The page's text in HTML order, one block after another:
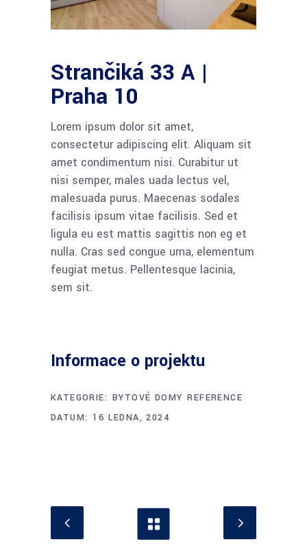
Strančiká 33 A |
Praha 10
Lorem ipsum dolor sit amet,
consectetur adipiscing elit. Aliquam sit
amet condimentum nisi. Curabitur ut
nisi semper, males uada lectus vel,
malesuada purus. Maecenas sodales
facilisis ipsum vitae facilisis. Sed et
ligula eu est mattis sagittis non eg et
nulla. Cras sed congue urna, elementum
feugiat metus. Pellentesque lacinia,
sem sit.
Informace o projektu
KATEGORIE: BYTOVÉ DOMY REFERENCE
DATUM: 16 LEDNA, 2024